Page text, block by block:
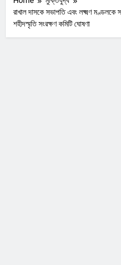
রাখাল দাসকে সভাপতি এবং লক্ষ্মণ মণ্ডলকে
শহীদস্মৃতি সংরক্ষণ কমিটি ঘোষণা